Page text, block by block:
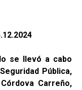
se llevó a cabo
Pública,
Carreño,